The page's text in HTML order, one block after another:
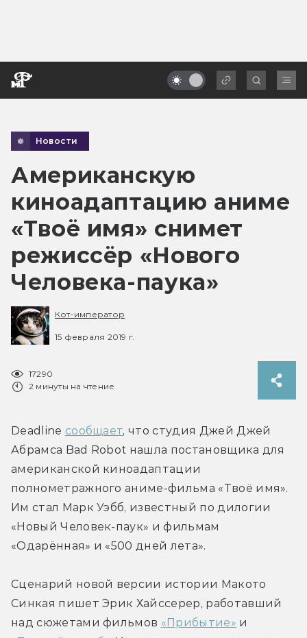
Новости
Американскую
киноадаптацию аниме
«Твоё имя» снимет
режиссёр «Нового
Человека-паука»
Кот-император
15 февраля 2019 г.
17290
2 минуты на чтение
Deadline сообщает, что студия Джей Джей
Абрамса Bad Robot нашла постановщика для
американской киноадаптации
полнометражного аниме-фильма «Твоё имя».
Им стал Марк Уэбб, известный по дилогии
«Новый Человек-паук» и фильмам
«Одарённая» и «500 дней лета».
Сценарий новой версии истории Макото
Синкая пишет Эрик Хайссерер, работавший
над сюжетами фильмов «Прибытие»